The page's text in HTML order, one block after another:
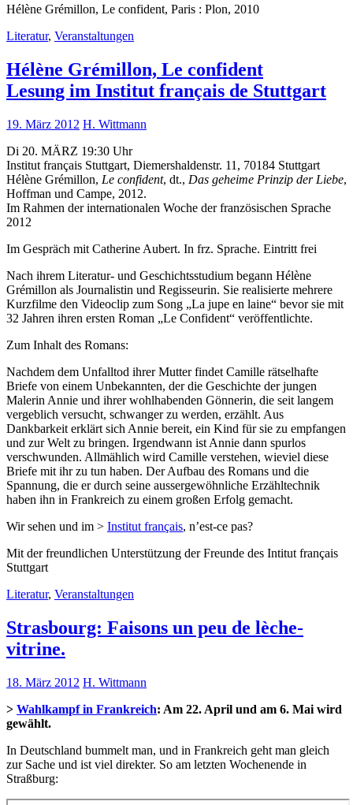
Hélène Grémillon, Le confident, Paris : Plon, 2010
Literatur, Veranstaltungen
Hélène Grémillon, Le confident
Lesung im Institut français de Stuttgart
19. März 2012 H. Wittmann
Di 20. MÄRZ 19:30 Uhr
Institut français Stuttgart, Diemershaldenstr. 11, 70184 Stuttgart
Hélène Grémillon, Le confident, dt., Das geheime Prinzip der Liebe,
Hoffman und Campe, 2012.
Im Rahmen der internationalen Woche der französischen Sprache
2012
Im Gespräch mit Catherine Aubert. In frz. Sprache. Eintritt frei
Nach ihrem Literatur- und Geschichtsstudium begann Hélène
Grémillon als Journalistin und Regisseurin. Sie realisierte mehrere
Kurzfilme den Videoclip zum Song „La jupe en laine“ bevor sie mit
32 Jahren ihren ersten Roman „Le Confident“ veröffentlichte.
Zum Inhalt des Romans:
Nachdem dem Unfalltod ihrer Mutter findet Camille rätselhafte
Briefe von einem Unbekannten, der die Geschichte der jungen
Malerin Annie und ihrer wohlhabenden Gönnerin, die seit langem
vergeblich versucht, schwanger zu werden, erzählt. Aus
Dankbarkeit erklärt sich Annie bereit, ein Kind für sie zu empfangen
und zur Welt zu bringen. Irgendwann ist Annie dann spurlos
verschwunden. Allmählich wird Camille verstehen, wieviel diese
Briefe mit ihr zu tun haben. Der Aufbau des Romans und die
Spannung, die er durch seine aussergewöhnliche Erzähltechnik
haben ihn in Frankreich zu einem großen Erfolg gemacht.
Wir sehen und im > Institut français, n’est-ce pas?
Mit der freundlichen Unterstützung der Freunde des Intitut français
Stuttgart
Literatur, Veranstaltungen
Strasbourg: Faisons un peu de lèche-
vitrine.
18. März 2012 H. Wittmann
> Wahlkampf in Frankreich: Am 22. April und am 6. Mai wird
gewählt.
In Deutschland bummelt man, und in Frankreich geht man gleich
zur Sache und ist viel direkter. So am letzten Wochenende in
Straßburg: